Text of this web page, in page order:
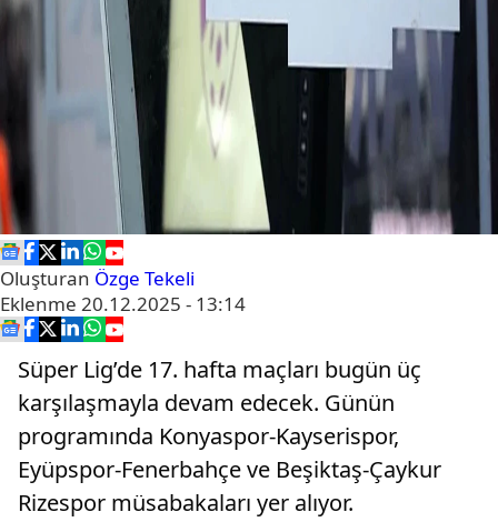
Oluşturan Özge Tekeli
Eklenme 20.12.2025 - 13:14
Süper Lig’de 17. hafta maçları bugün üç
karşılaşmayla devam edecek. Günün
programında Konyaspor-Kayserispor,
Eyüpspor-Fenerbahçe ve Beşiktaş-Çaykur
Rizespor müsabakaları yer alıyor.